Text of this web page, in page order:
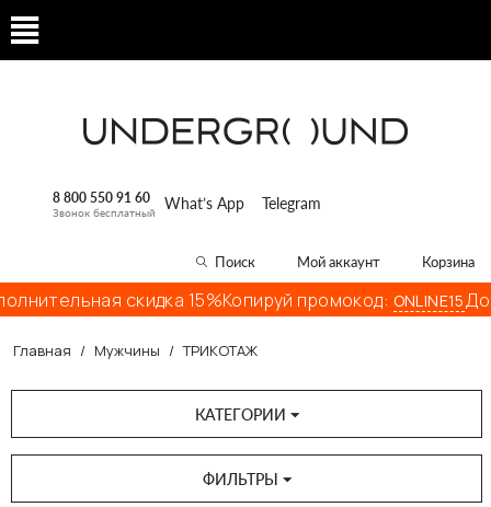
8 800 550 91 60
Звонок бесплатный What’s App Telegram
Поиск Мой аккаунт Корзина
скидка 15%Копируй промокод:ONLINE15
Главная / Мужчины / ТРИКОТАЖ
КАТЕГОРИИ
ФИЛЬТРЫ